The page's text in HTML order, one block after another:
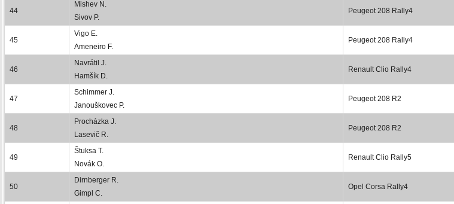
44
Mishev N.
Sivov P.
Peugeot 208 Rally4
45
Vigo E.
Ameneiro F.
Peugeot 208 Rally4
46
Navrátil J.
Hamšík D.
Renault Clio Rally4
47
Schimmer J.
Janouškovec P.
Peugeot 208 R2
48
Procházka J.
Lasevič R.
Peugeot 208 R2
49
Štuksa T.
Novák O.
Renault Clio Rally5
50
Dirnberger R.
Gimpl C.
Opel Corsa Rally4